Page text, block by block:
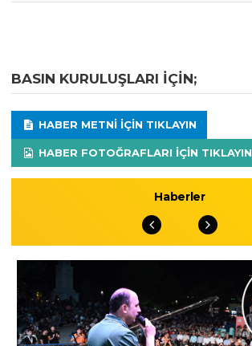
BASIN KURULUŞLARI IÇIN;
HABER METNI IÇIN TIKLAYIN
HABER FOTOĞRAFLARI IÇIN TIKLAYIN
Haberler